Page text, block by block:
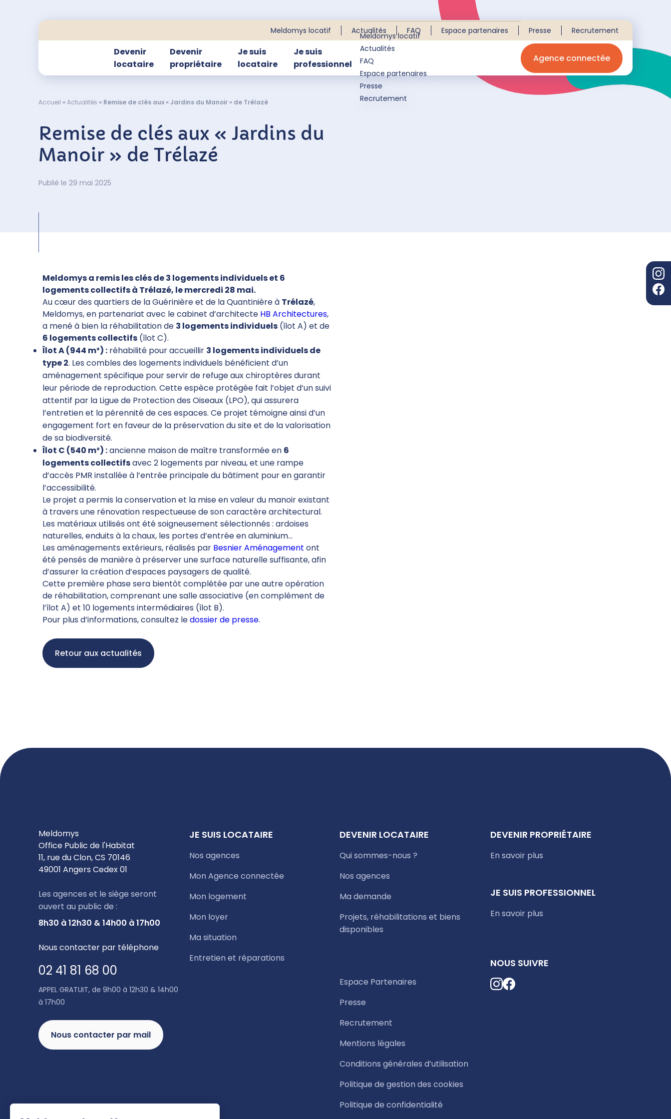
Meldomys locatif Actualités FAQ Espace partenaires Presse Recrutement
Devenir
locataire
Devenir
propriétaire
Je suis
locataire
Je suis
professionnel
Meldomys locatif
Actualités
FAQ
Espace partenaires
Presse
Recrutement
Agence connectée
Accueil »Actualités » Remise de clés aux « Jardins du Manoir » de Trélazé
Remise de clés aux « Jardins du
Manoir » de Trélazé
Publié le 29 mai 2025
Meldomys a remis les clés de 3 logements individuels et 6
logements collectifs à Trélazé, le mercredi 28 mai.
Au cœur des quartiers de la Guérinière et de la Quantinière à Trélazé,
Meldomys, en partenariat avec le cabinet d’architecte HB Architectures,
a mené à bien la réhabilitation de 3 logements individuels (îlot A) et de
6 logements collectifs (îlot C).
Îlot A (944 m²) : réhabilité pour accueillir 3 logements individuels de
type 2. Les combles des logements individuels bénéficient d’un
aménagement spécifique pour servir de refuge aux chiroptères durant
leur période de reproduction. Cette espèce protégée fait l’objet d’un suivi
attentif par la Ligue de Protection des Oiseaux (LPO), qui assurera
l’entretien et la pérennité de ces espaces. Ce projet témoigne ainsi d’un
engagement fort en faveur de la préservation du site et de la valorisation
de sa biodiversité.
Îlot C (540 m²) :ancienne maison de maître transformée en 6
logements collectifsavec 2 logements par niveau, et une rampe
d’accès PMR installée à l’entrée principale du bâtiment pour en garantir
l’accessibilité.
Le projet a permis la conservation et la mise en valeur du manoir existant
à travers une rénovation respectueuse de son caractère architectural.
Les matériaux utilisés ont été soigneusement sélectionnés : ardoises
naturelles, enduits à la chaux, les portes d’entrée en aluminium…
Les aménagements extérieurs, réalisés par Besnier Aménagement ont
été pensés de manière à préserver une surface naturelle suffisante, afin
d’assurer la création d’espaces paysagers de qualité.
Cette première phase sera bientôt complétée par une autre opération
de réhabilitation, comprenant une salle associative (en complément de
l’îlot A) et 10 logements intermédiaires (îlot B).
Pour plus d’informations, consultez ledossier de presse.
Retour aux actualités
Meldomys
Office Public de l'Habitat
11, rue du Clon, CS 70146
49001 Angers Cedex 01
Les agences et le siège seront
ouvert au public de :
8h30 à 12h30 & 14h00 à 17h00
Nous contacter par téléphone
02 41 81 68 00
APPEL GRATUIT, de 9h00 à 12h30 & 14h00
à 17h00
Nous contacter par mail
JE SUIS LOCATAIRE
Nos agences
Mon Agence connectée
Mon logement
Mon loyer
Ma situation
Entretien et réparations
DEVENIR LOCATAIRE
Qui sommes-nous ?
Nos agences
Ma demande
Projets, réhabilitations et biens
disponibles
Espace Partenaires
Presse
Recrutement
Mentions légales
Conditions générales d’utilisation
Politique de gestion des cookies
Politique de confidentialité
DEVENIR PROPRIÉTAIRE
En savoir plus
JE SUIS PROFESSIONNEL
En savoir plus
NOUS SUIVRE